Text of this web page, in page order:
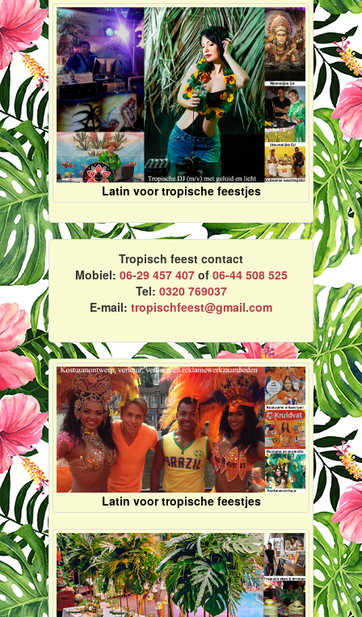
Latin voor tropische feestjes
Tropisch feest contact
Mobiel: 06-29 457 407of 06-44 508 525
Tel: 0320 769037
E-mail: tropischfeest@gmail.com
Latin voor tropische feestjes